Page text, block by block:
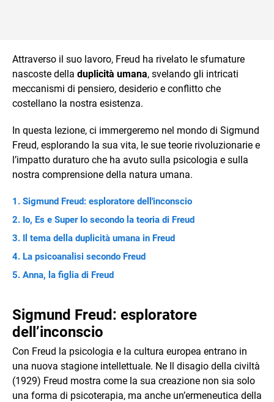
Attraverso il suo lavoro, Freud ha rivelato le sfumature
nascoste della duplicità umana, svelando gli intricati
meccanismi di pensiero, desiderio e conflitto che
costellano la nostra esistenza.
In questa lezione, ci immergeremo nel mondo di Sigmund
Freud, esplorando la sua vita, le sue teorie rivoluzionarie e
l’impatto duraturo che ha avuto sulla psicologia e sulla
nostra comprensione della natura umana.
Sigmund Freud: esploratore dell'inconscio
Io, Es e Super Io secondo la teoria di Freud
Il tema della duplicità umana in Freud
La psicoanalisi secondo Freud
Anna, la figlia di Freud
Sigmund Freud: esploratore
dell’inconscio
Con Freud la psicologia e la cultura europea entrano in
una nuova stagione intellettuale. Ne Il disagio della civiltà
(1929) Freud mostra come la sua creazione non sia solo
una forma di psicoterapia, ma anche un’ermeneutica della